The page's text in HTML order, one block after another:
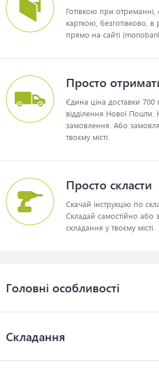
Головні особливості
Складання
Готівкою при
карткою, безготівково, в
прямо на сайті
Просто
Єдина ціна доставки
відділення Нової Пошти.
замовлення. Або
твоєму місті.
Просто скласти
Скачай інструкцію по
Складай самостійно або
складання у твоєму місті.